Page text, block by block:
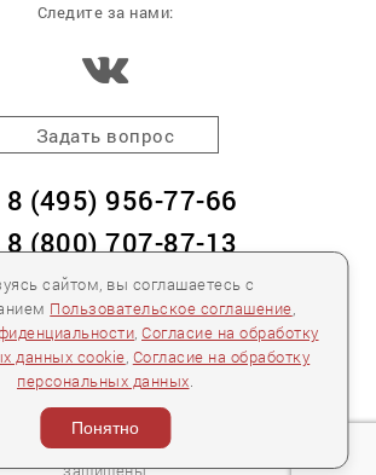
сайтом, вы соглашаетесь с
Пользовательское соглашение
Согласие на обработку
данных cookie Согласие на обработку
персональных данных
Понятно
Следите за нами:
Задать вопрос
8 (495) 956-77-66
8 (800) 707-87-13
заказать обратный звонок
Победы, дом 2, корпус 2
и предложений:info@mebelclub.ru
на данном сайте предложения
офертой не являются.
товара ограничено.
«Интерьерный салон №1» Все права
защищены